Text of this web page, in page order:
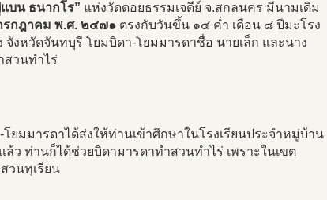
บน ธนากโร” แห่งวัดดอยธรรมเจดีย์ จ.สกลนคร มีนามเดิม
รกฎาคม พ.ศ. ๒๔๗๑ ตรงกับวันขึ้น ๑๔ ค่ำ เดือน ๘ ปีมะโรง
งหวัดจันทบุรี โยมบิดา-โยมมารดาชื่อ นายเล็ก และนาง
วนทำไร่
ยมมารดาได้ส่งให้ท่านเข้าศึกษาในโรงเรียนประจำหมู่บ้าน
ว ท่านก็ได้ช่วยบิดามารดาทำสวนทำไร่ เพราะในเขต
วนทุเรียน